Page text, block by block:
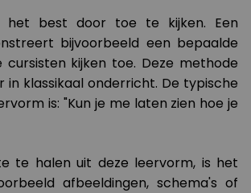
best door toe te kijken. Een
bijvoorbeeld een bepaalde
kijken toe. Deze methode
in klassikaal onderricht. De typische
is: "Kun je me laten zien hoe je
te halen uit deze leervorm, is het
afbeeldingen, schema's of